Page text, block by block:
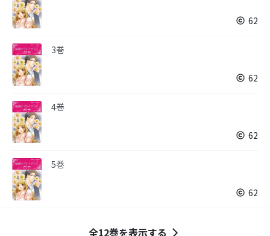
62
3巻
62
4巻
62
5巻
62
全12巻を表示する